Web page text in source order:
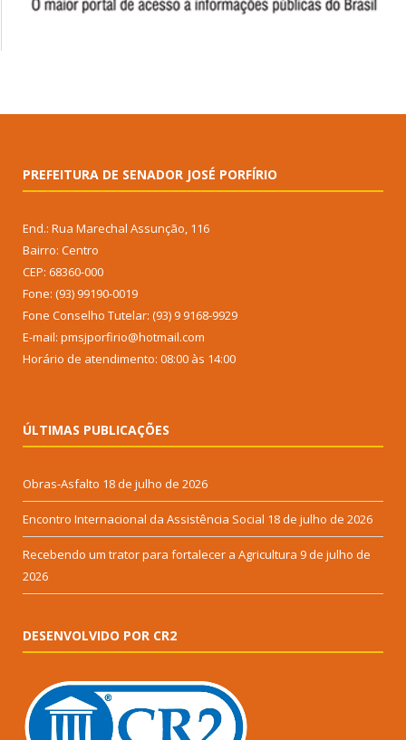
PREFEITURA DE SENADOR JOSÉ PORFÍRIO
End.: Rua Marechal Assunção, 116
Bairro: Centro
CEP: 68360-000
Fone: (93) 99190-0019
Fone Conselho Tutelar: (93) 9 9168-9929
E-mail: pmsjporfirio@hotmail.com
Horário de atendimento: 08:00 às 14:00
ÚLTIMAS PUBLICAÇÕES
Obras-Asfalto 18 de julho de 2026
Encontro Internacional da Assistência Social 18 de julho de 2026
Recebendo um trator para fortalecer a Agricultura 9 de julho de
2026
DESENVOLVIDO POR CR2